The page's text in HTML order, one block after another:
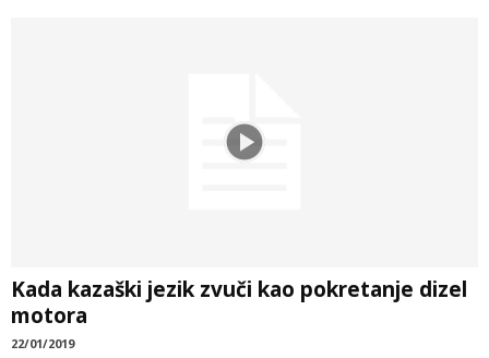
Kada kazaški jezik zvuči kao pokretanje dizel
motora
22/01/2019